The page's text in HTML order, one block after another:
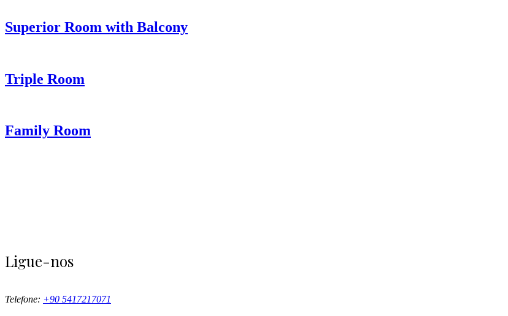
Superior Room with Balcony
Triple Room
Family Room
Ligue-nos
Telefone: +90 5417217071